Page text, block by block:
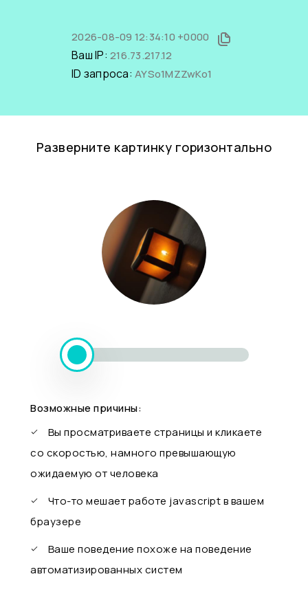
2026-08-09 12:34:10 +0000
Ваш IP: 216.73.217.12
ID запроса: AYSo1MZZwKo1
Разверните картинку горизонтально
Возможные причины:
Вы просматриваете страницы и кликаете
со скоростью, намного превышающую
ожидаемую от человека
Что-то мешает работе javascript в вашем
браузере
Ваше поведение похоже на поведение
автоматизированных систем